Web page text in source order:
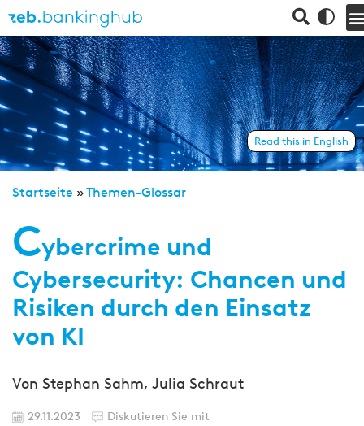
Startseite »Themen-Glossar
Read this in English
Cybercrime und
Cybersecurity: Chancen und
Risiken durch den Einsatz
von KI
Von Stephan Sahm, Julia Schraut
29.11.2023
Diskutieren Sie mit